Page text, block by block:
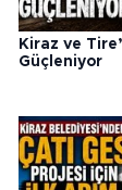
Kiraz ve
Güçleniyor